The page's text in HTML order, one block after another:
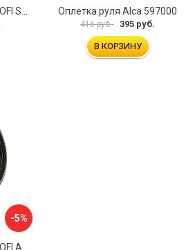
Оплетка руля Alca 597000
416 руб. 395 руб.
В КОРЗИНУ
-5%